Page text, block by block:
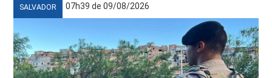
SALVADOR 07h39 de 09/08/2026